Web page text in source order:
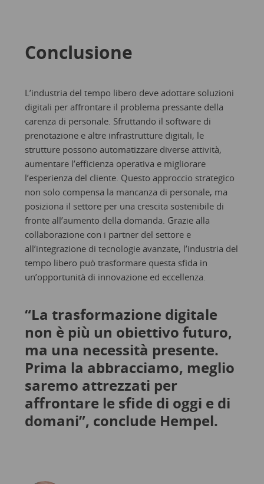
Conclusione
L’industria del tempo libero deve adottare soluzioni
digitali per affrontare il problema pressante della
carenza di personale. Sfruttando il software di
prenotazione e altre infrastrutture digitali, le
strutture possono automatizzare diverse attività,
aumentare l’efficienza operativa e migliorare
l’esperienza del cliente. Questo approccio strategico
non solo compensa la mancanza di personale, ma
posiziona il settore per una crescita sostenibile di
fronte all’aumento della domanda. Grazie alla
collaborazione con i partner del settore e
all’integrazione di tecnologie avanzate, l’industria del
tempo libero può trasformare questa sfida in
un’opportunità di innovazione ed eccellenza.
“La trasformazione digitale
non è più un obiettivo futuro,
ma una necessità presente.
Prima la abbracciamo, meglio
saremo attrezzati per
affrontare le sfide di oggi e di
domani”, conclude Hempel.